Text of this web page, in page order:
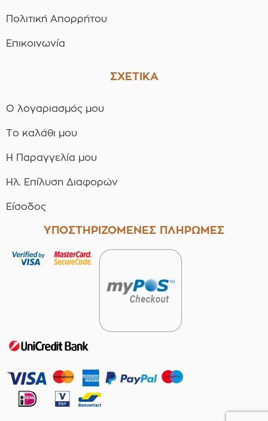
Πολιτική Απορρήτου
Επικοινωνία
ΣΧΕΤΙΚΑ
Ο λογαριασμός μου
Το καλάθι μου
Η Παραγγελία μου
Ηλ. Επίλυση Διαφορών
Είσοδος
ΥΠΟΣΤΗΡΙΖΟΜΕΝΕΣ ΠΛΗΡΩΜΕΣ